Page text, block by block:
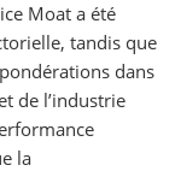
Moat a été
tandis que
dans
de l’industrie
la